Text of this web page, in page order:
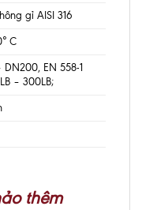
gỉ AISI 316
C
DN200, EN 558-1
– 300LB;
thêm